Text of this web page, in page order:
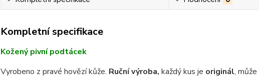
Kompletní specifikace
Kožený pivní podtácek
Vyrobeno z pravé hovězí kůže. Ruční výroba, každý kus je originál,